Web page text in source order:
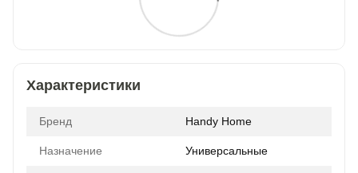
Характеристики
Бренд Handy Home
Назначение Универсальные